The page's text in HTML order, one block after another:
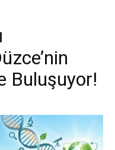
Buluşuyor!